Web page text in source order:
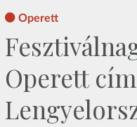
Operett
Operett